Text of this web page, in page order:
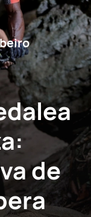
de